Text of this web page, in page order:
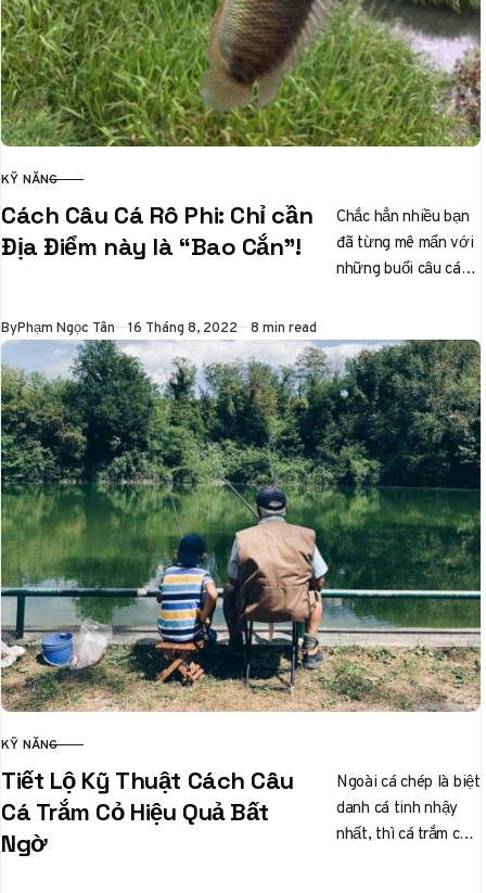
CATEGORY
KỸ NĂNG
Cách Câu Cá Rô Phi: Chỉ cần
Địa Điểm này là “Bao Cắn”!
Chắc hẳn nhiều bạn
đã từng mê mẩn với
những buổi câu cá
ByPhạm Ngọc Tân Published
16 Tháng 8, 2022 8 min read
CATEGORY
KỸ NĂNG
Tiết Lộ Kỹ Thuật Cách Câu
Cá Trắm Cỏ Hiệu Quả Bất
Ngờ
Ngoài cá chép là biệt
danh cá tinh nhậy
nhất, thì cá trắm cỏ